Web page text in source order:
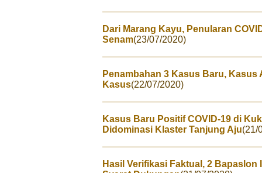
Dari Marang Kayu, Penularan
Senam(23/07/2020)
Penambahan 3 Kasus Baru, Kasus
Kasus(22/07/2020)
Kasus Baru Positif COVID-19 di
Didominasi Klaster Tanjung Aju(21/
Hasil Verifikasi Faktual, 2